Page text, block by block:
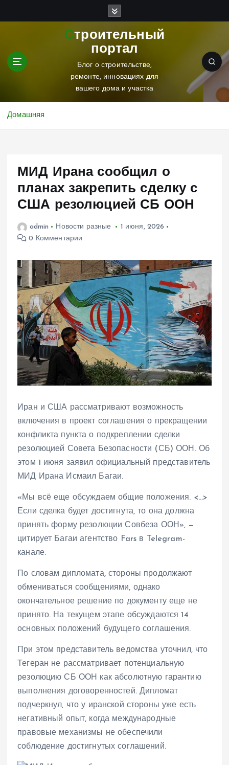
Строительный
портал
Блог о строительстве,
ремонте, инновациях для
вашего дома и участка
Домашняя
МИД Ирана сообщил о
планах закрепить сделку с
США резолюцией СБ ООН
admin Новости разные
1 июня, 2026
0 Комментарии
Иран и США рассматривают возможность
включения в проект соглашения о прекращении
конфликта пункта о подкреплении сделки
резолюцией Совета Безопасности (СБ) ООН. Об
этом 1 июня заявил официальный представитель
МИД Ирана Исмаил Багаи.
«Мы всё еще обсуждаем общие положения. <…>
Если сделка будет достигнута, то она должна
принять форму резолюции Совбеза ООН», —
цитирует Багаи агентство Fars в Telegram-
канале.
По словам дипломата, стороны продолжают
обмениваться сообщениями, однако
окончательное решение по документу еще не
принято. На текущем этапе обсуждаются 14
основных положений будущего соглашения.
При этом представитель ведомства уточнил, что
Тегеран не рассматривает потенциальную
резолюцию СБ ООН как абсолютную гарантию
выполнения договоренностей. Дипломат
подчеркнул, что у иранской стороны уже есть
негативный опыт, когда международные
правовые механизмы не обеспечили
соблюдение достигнутых соглашений.